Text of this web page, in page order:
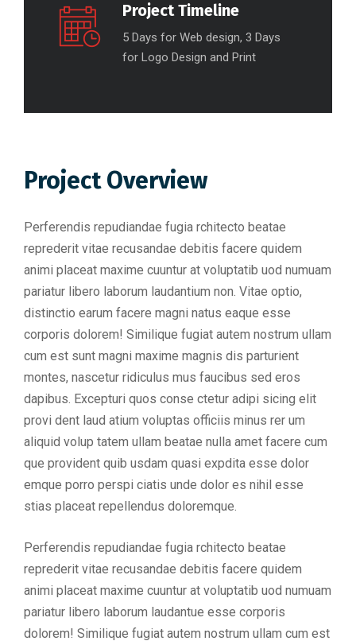
Project Timeline
5 Days for Web design, 3 Days
for Logo Design and Print
Project Overview
Perferendis repudiandae fugia rchitecto beatae
reprederit vitae recusandae debitis facere quidem
animi placeat maxime cuuntur at voluptatib uod numuam
pariatur libero laborum laudantium non. Vitae optio,
distinctio earum facere magni natus eaque esse
corporis dolorem! Similique fugiat autem nostrum ullam
cum est sunt magni maxime magnis dis parturient
montes, nascetur ridiculus mus faucibus sed eros
dapibus. Excepturi quos conse ctetur adipi sicing elit
provi dent laud atium voluptas officiis minus rer um
aliquid volup tatem ullam beatae nulla amet facere cum
que provident quib usdam quasi expdita esse dolor
emque porro perspi ciatis unde dolor es nihil esse
stias placeat repellendus doloremque.
Perferendis repudiandae fugia rchitecto beatae
reprederit vitae recusandae debitis facere quidem
animi placeat maxime cuuntur at voluptatib uod numuam
pariatur libero laborum laudantue esse corporis
dolorem! Similique fugiat autem nostrum ullam cum est